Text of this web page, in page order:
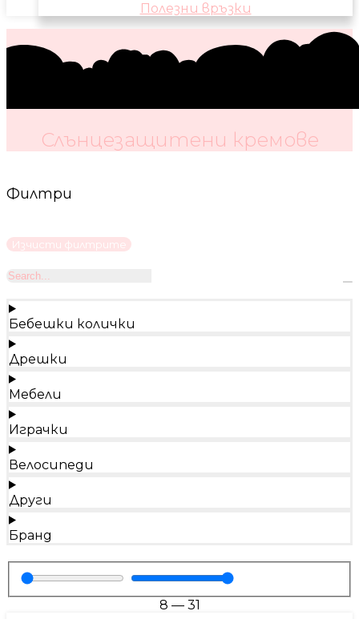
Полезни връзки
Слънцезащитени кремове
Филтри
Изчисти филтрите
Бебешки колички
Дрешки
Мебели
Играчки
Велосипеди
Други
Бранд
8 — 31